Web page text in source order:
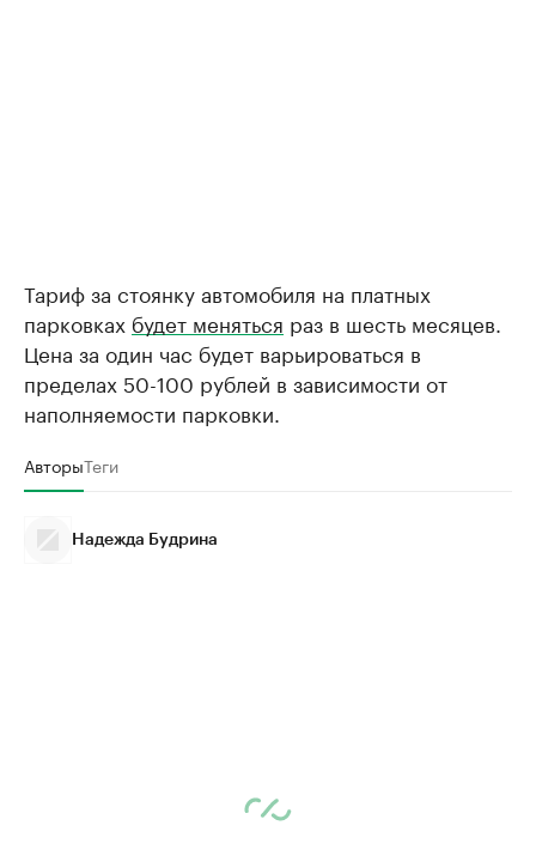
Тариф за стоянку автомобиля на платных
парковках будет меняться раз в шесть месяцев.
Цена за один час будет варьироваться в
пределах 50-100 рублей в зависимости от
наполняемости парковки.
АвторыТеги
Надежда Будрина